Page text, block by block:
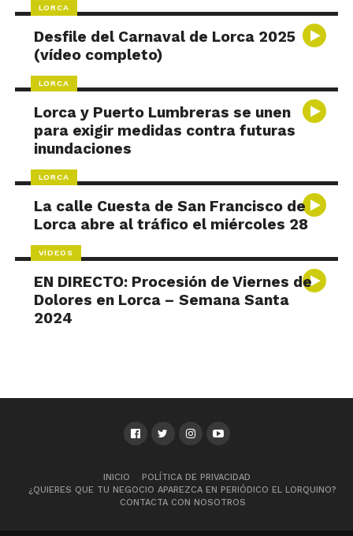
LORCA
Desfile del Carnaval de Lorca 2025
(vídeo completo)
LORCA
Lorca y Puerto Lumbreras se unen
para exigir medidas contra futuras
inundaciones
LORCA
La calle Cuesta de San Francisco de
Lorca abre al tráfico el miércoles 28
VÍDEOS
EN DIRECTO: Procesión de Viernes de
Dolores en Lorca – Semana Santa
2024
INICIO
POLÍTICA DE PRIVACIDAD
¿QUIERES QUE TU NEGOCIO APAREZCA EN PERIÓDICO EL LORQUINO?
CONTACTA CON NOSOTROS